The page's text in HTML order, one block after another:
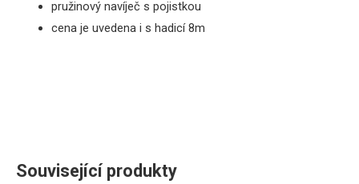
pružinový navíječ s pojistkou
cena je uvedena i s hadicí 8m
Související produkty